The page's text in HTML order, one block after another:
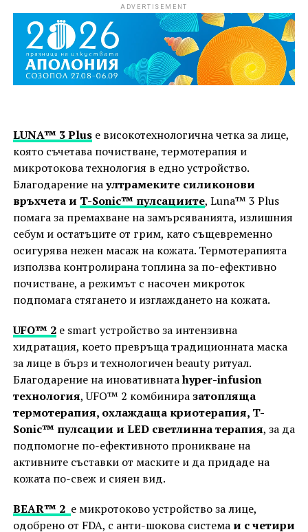
ADVERTISEMENT
LUNA™ 3 Pluse високотехнологична четка за лице,
която съчетава почистване, термотерапия и
микротокова технология в едно устройство.
Благодарение наултрамеките силиконови
връхчета и T-Sonic™ пулсациите, Luna™ 3 Plus
помага за премахване на замърсяванията, излишния
себум и остатъците от грим, като същевременно
осигурява нежен масаж на кожата. Термотерапията
използва контролирана топлина за по-ефективно
почистване, а режимът с насочен микроток
подпомага стягането и изглаждането на кожата.
UFO™ 2e smart устройство за интензивна
хидратация, което превръща традиционната маска
за лице в бърз и технологичен beauty ритуал.
Благодарение на иновативнатаhyper-infusion
технология, UFO™ 2 комбиниразатопляща
термотерапия, охлаждаща криотерапия, T-
Sonic™ пулсации и LED светлинна терапия, за да
подпомогне по-ефективното проникване на
активните съставки от маските и да придаде на
кожата по-свеж и сияен вид.
BEAR™ 2 е микротоково устройство за лице,
одобрено от FDA, с анти-шокова системаи с четири